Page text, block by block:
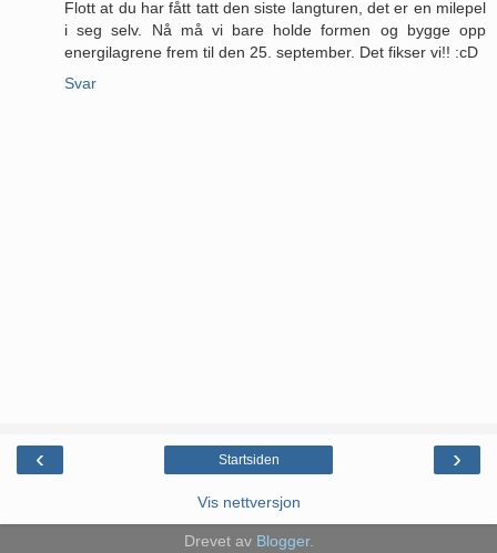
Flott at du har fått tatt den siste langturen, det er en milepel
i seg selv. Nå må vi bare holde formen og bygge opp
energilagrene frem til den 25. september. Det fikser vi!! :cD
Svar
‹ ›
Startsiden
Vis nettversjon
Drevet av Blogger.